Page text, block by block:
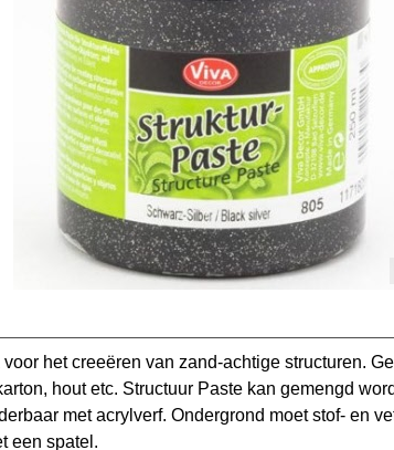
het creeëren van zand-achtige structuren.
hout etc. Structuur Paste kan gemengd
met acrylverf. Ondergrond moet stof- en
een spatel.